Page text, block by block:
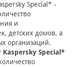
Special* -
и
детских домов, а
организаций.
Special*